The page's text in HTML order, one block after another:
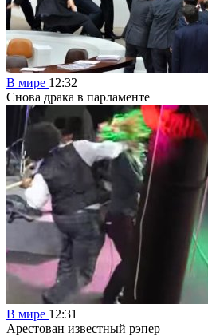
В мире 12:32
Снова драка в парламенте
В мире 12:31
Арестован известный рэпер